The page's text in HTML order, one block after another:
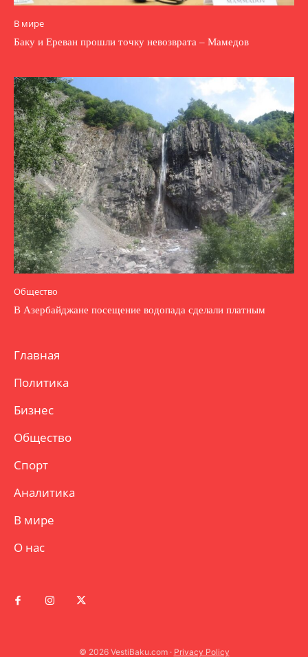
В мире
Баку и Ереван прошли точку невозврата – Мамедов
Общество
В Азербайджане посещение водопада сделали платным
Главная
Политика
Бизнес
Общество
Спорт
Аналитика
В мире
О нас
© 2026 VestiBaku.com · Privacy Policy